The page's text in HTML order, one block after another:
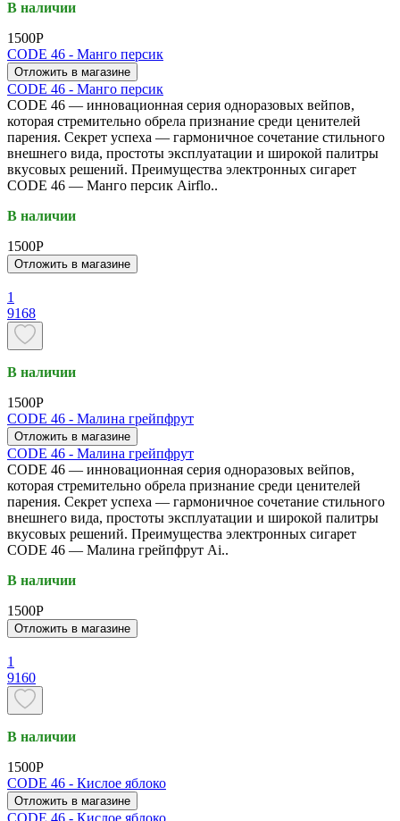
В наличии
1500P
CODE 46 - Манго персик
Отложить в магазине
CODE 46 - Манго персик
CODE 46 — инновационная серия одноразовых вейпов,
которая стремительно обрела признание среди ценителей
парения. Секрет успеха — гармоничное сочетание стильного
внешнего вида, простоты эксплуатации и широкой палитры
вкусовых решений. Преимущества электронных сигарет
CODE 46 — Манго персик Airflo..
В наличии
1500P
Отложить в магазине
1
9168
В наличии
1500P
CODE 46 - Малина грейпфрут
Отложить в магазине
CODE 46 - Малина грейпфрут
CODE 46 — инновационная серия одноразовых вейпов,
которая стремительно обрела признание среди ценителей
парения. Секрет успеха — гармоничное сочетание стильного
внешнего вида, простоты эксплуатации и широкой палитры
вкусовых решений. Преимущества электронных сигарет
CODE 46 — Малина грейпфрут Ai..
В наличии
1500P
Отложить в магазине
1
9160
В наличии
1500P
CODE 46 - Кислое яблоко
Отложить в магазине
CODE 46 - Кислое яблоко